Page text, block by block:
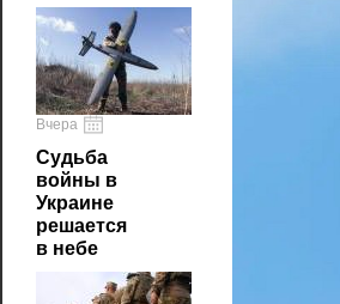
Вчера
Судьба
войны в
Украине
решается
в небе